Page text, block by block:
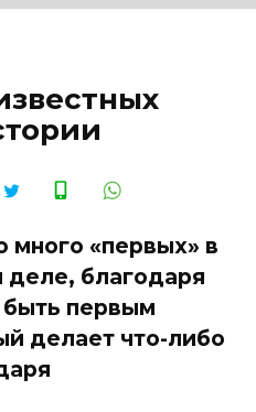
«первых» в
благодаря
первым
делает что-либо